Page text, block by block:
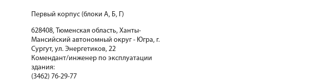
Первый корпус (блоки А, Б, Г)
628408, Тюменская область, Ханты-
Мансийский автономный округ - Югра, г.
Сургут, ул. Энергетиков, 22
Комендант/инженер по эксплуатации
здания:
(3462) 76-29-77